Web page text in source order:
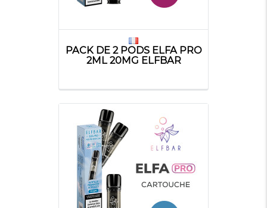
PACK DE 2 PODS ELFA PRO
2ML 20MG ELFBAR